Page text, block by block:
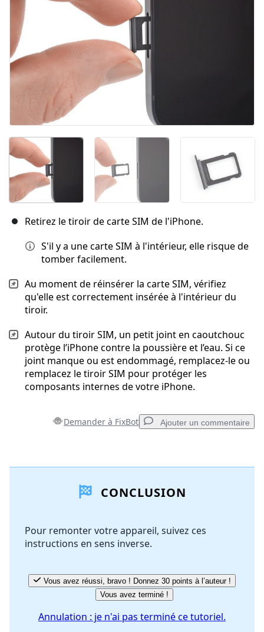
Retirez le tiroir de carte SIM de l'iPhone.
S'il y a une carte SIM à l'intérieur, elle risque de
tomber facilement.
Au moment de réinsérer la carte SIM, vérifiez
qu'elle est correctement insérée à l'intérieur du
tiroir.
Autour du tiroir SIM, un petit joint en caoutchouc
protège l’iPhone contre la poussière et l’eau. Si ce
joint manque ou est endommagé, remplacez-le ou
remplacez le tiroir SIM pour protéger les
composants internes de votre iPhone.
Demander à FixBot Ajouter un commentaire
Ajouter un commentaire
Annuler
CONCLUSION
Pour remonter votre appareil, suivez ces
instructions en sens inverse.
Vous avez réussi, bravo ! Donnez 30 points à l’auteur !
Vous avez terminé !
Annulation : je n'ai pas terminé ce tutoriel.